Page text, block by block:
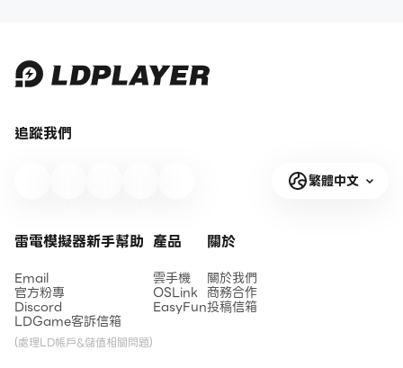
追蹤我們
繁體中文
雷電模擬器新手幫助
Email
官方粉專
Discord
LDGame客訴信箱
(處理LD帳戶&儲值相關問題)
產品
雲手機
OSLink
EasyFun
關於
關於我們
商務合作
投稿信箱